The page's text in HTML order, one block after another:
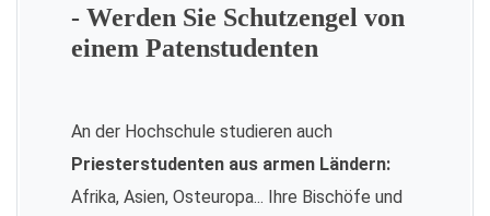
- Werden Sie Schutzengel von
einem Patenstudenten
An der Hochschule studieren auch
Priesterstudenten aus armen Ländern:
Afrika, Asien, Osteuropa... Ihre Bischöfe und